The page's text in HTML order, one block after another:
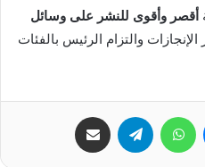
أقصر وأقوى للنشر على وسائل
والتزام الرئيس بالفئات
ماسنجر واتساب تيلقرام